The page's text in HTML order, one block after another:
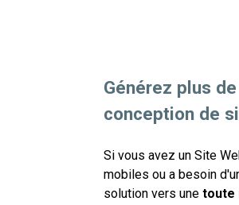
Générez plus
conception de
Si vous avez un Site
mobiles ou a besoin
solution vers une toute